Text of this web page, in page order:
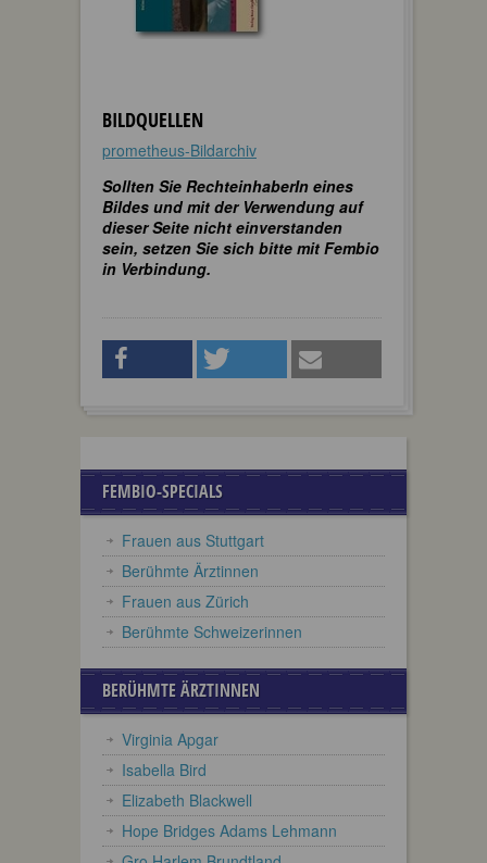
BILDQUELLEN
prometheus-Bildarchiv
Sollten Sie RechteinhaberIn eines
Bildes und mit der Verwendung auf
dieser Seite nicht einverstanden
sein, setzen Sie sich bitte mit Fembio
in Verbindung.
FEMBIO-SPECIALS
Frauen aus Stuttgart
Berühmte Ärztinnen
Frauen aus Zürich
Berühmte Schweizerinnen
BERÜHMTE ÄRZTINNEN
Virginia Apgar
Isabella Bird
Elizabeth Blackwell
Hope Bridges Adams Lehmann